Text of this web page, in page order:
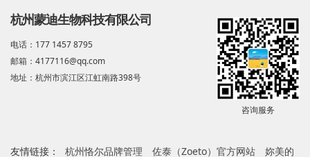
杭州蒙迪生物科技有限公司
电话：177 1457 8795
邮箱：4177116@qq.com
地址：杭州市滨江区江虹南路398号
咨询服务
友情链接： 杭州恪尔品牌管理 佐泰（Zoeto）官方网站 妳美的